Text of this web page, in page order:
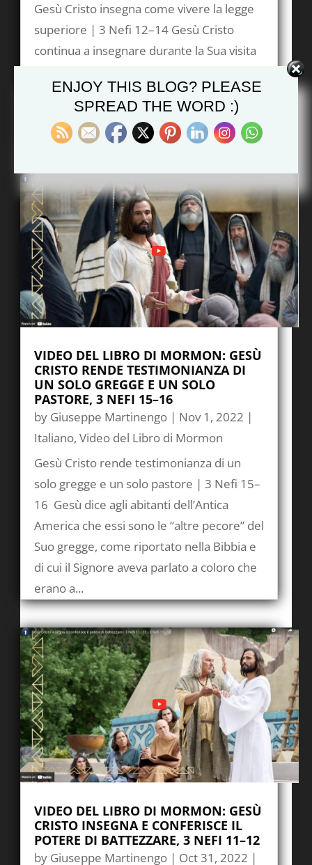
Gesù Cristo insegna come vivere la legge
superiore | 3 Nefi 12–14 Gesù Cristo
continua a insegnare durante la Sua visita
di Gesù riflettono il Sermone sul Monte e
le Beatitudini così come si trovano nel
Vangelo di Matteo...
VIDEO DEL LIBRO DI MORMON: GESÙ
CRISTO RENDE TESTIMONIANZA DI
UN SOLO GREGGE E UN SOLO
PASTORE, 3 NEFI 15–16
by Giuseppe Martinengo | Nov 1, 2022 |
Italiano,Video del Libro di Mormon
Gesù Cristo rende testimonianza di un
solo gregge e un solo pastore | 3 Nefi 15–
16 Gesù dice agli abitanti dell’Antica
America che essi sono le “altre pecore” del
Suo gregge, come riportato nella Bibbia e
di cui il Signore aveva parlato a coloro che
erano a...
VIDEO DEL LIBRO DI MORMON: GESÙ
CRISTO INSEGNA E CONFERISCE IL
POTERE DI BATTEZZARE, 3 NEFI 11–12
by Giuseppe Martinengo | Oct 31, 2022 |
ENJOY THIS BLOG? PLEASE
SPREAD THE WORD :)